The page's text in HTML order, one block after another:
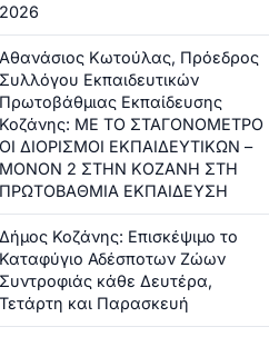
2026
Αθανάσιος Κωτούλας, Πρόεδρος
Συλλόγου Εκπαιδευτικών
Πρωτοβάθμιας Εκπαίδευσης
Κοζάνης: ΜΕ ΤΟ ΣΤΑΓΟΝΟΜΕΤΡΟ
ΟΙ ΔΙΟΡΙΣΜΟΙ ΕΚΠΑΙΔΕΥΤΙΚΩΝ –
ΜΟΝΟΝ 2 ΣΤΗΝ ΚΟΖΑΝΗ ΣΤΗ
ΠΡΩΤΟΒΑΘΜΙΑ ΕΚΠΑΙΔΕΥΣΗ
Δήμος Κοζάνης: Επισκέψιμο το
Καταφύγιο Αδέσποτων Ζώων
Συντροφιάς κάθε Δευτέρα,
Τετάρτη και Παρασκευή